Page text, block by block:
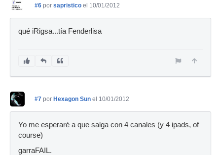
#6 por sapristico el 10/01/2012
qué iRigsa...tía Fenderlisa
#7 por Hexagon Sun el 10/01/2012
Yo me esperaré a que salga con 4 canales (y 4 ipads, of
course)
garraFAIL.